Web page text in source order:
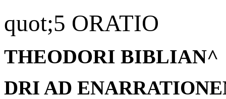
quot;5 ORATIO
THEODORI BIBLIAN^
DRI AD